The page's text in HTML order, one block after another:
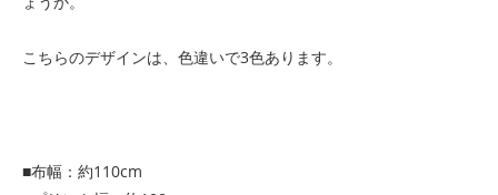
こちらのデザインは、色違いで3色あります。
■布幅：約110cm